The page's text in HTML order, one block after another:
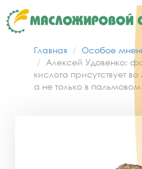
Главная
Особое
Алексей Удовенко:
кислота присутствует
а не только в